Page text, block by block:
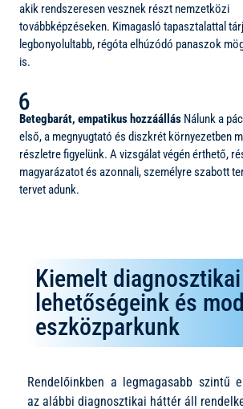
akik rendszeresen vesznek részt nemzetközi
továbbképzéseken. Kimagasló tapasztalattal
legbonyolultabb, régóta elhúzódó panaszok
is.
Betegbarát, empatikus hozzáállás Nálunk a
első, a megnyugtató és diszkrét környezetben
részletre figyelünk. A vizsgálat végén érthető,
magyarázatot és azonnali, személyre szabott
tervet adunk.
Kiemelt diagnosztikai
lehetőségeink és
eszközparkunk
Rendelőinkben a legmagasabb szintű
az alábbi diagnosztikai háttér áll